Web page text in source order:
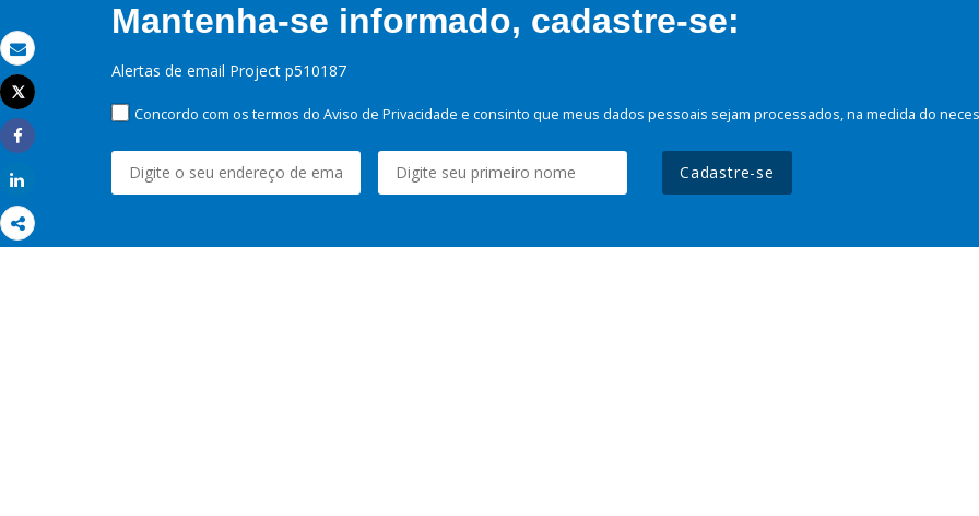
Email
Imprimir
Tweet
Share
Mantenha-se informado, cadastre-se:
Alertas de email Project p510187
Concordo com os termos do Aviso de Privacidade e consinto que meus dados pessoais sejam processados, na medida do
Cadastre-se